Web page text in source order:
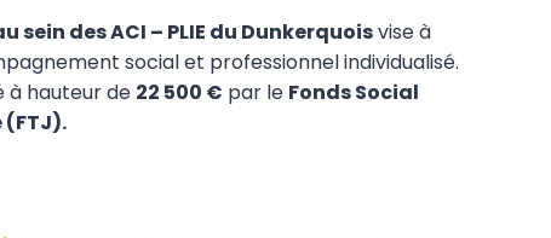
des ACI – PLIE du Dunkerquoisvise à
social et professionnel individualisé.
à hauteur de 22 500 € par le Fonds Social